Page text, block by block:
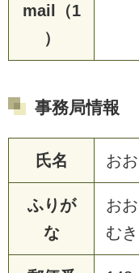
mail（1
）
事務局情報
氏名 お
ふりが
な
お
む